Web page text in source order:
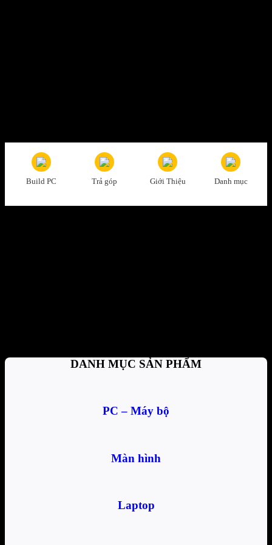
Build PC Trả góp Giới Thiệu Danh mục
DANH MỤC SẢN PHẨM
PC – Máy bộ
Màn hình
Laptop